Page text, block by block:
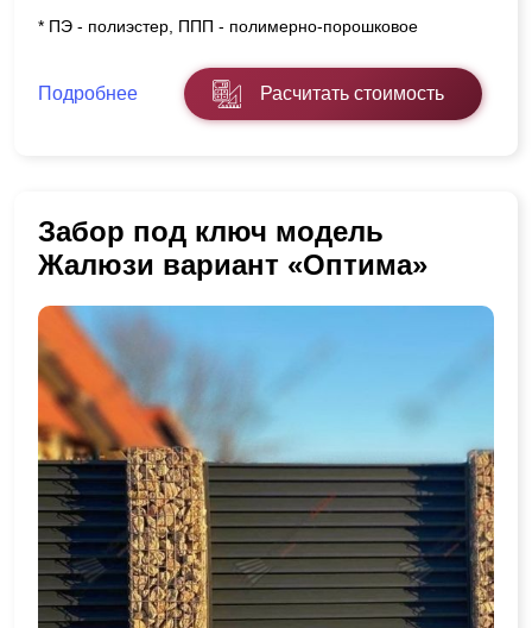
* ПЭ - полиэстер, ППП - полимерно-порошковое
Подробнее Расчитать стоимость
Забор под ключ модель
Жалюзи вариант «Оптима»